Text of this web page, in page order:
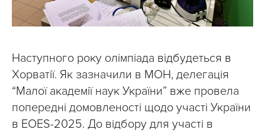
Наступного року олімпіада відбудеться в
Хорватії. Як зазначили в МОН, делегація
“Малої академії наук України” вже провела
попередні домовленості щодо участі України
в EOES-2025. До відбору для участі в